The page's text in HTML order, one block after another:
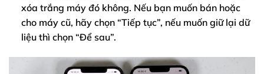
xóa trắng máy đó không. Nếu bạn muốn bán hoặc
cho máy cũ, hãy chọn “Tiếp tục”, nếu muốn giữ lại dữ
liệu thì chọn “Để sau”.